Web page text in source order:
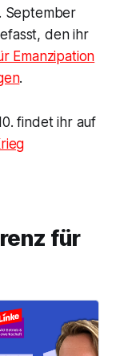
September
den ihr
Emanzipation
.
findet ihr auf
für